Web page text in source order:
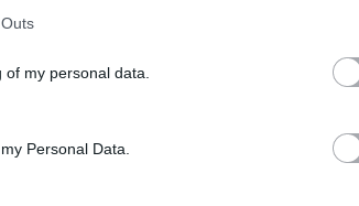
my personal data.
Personal Data.
di Lugagnano).
dei prodotti,
.con le cucine dei
a illustrare ricette